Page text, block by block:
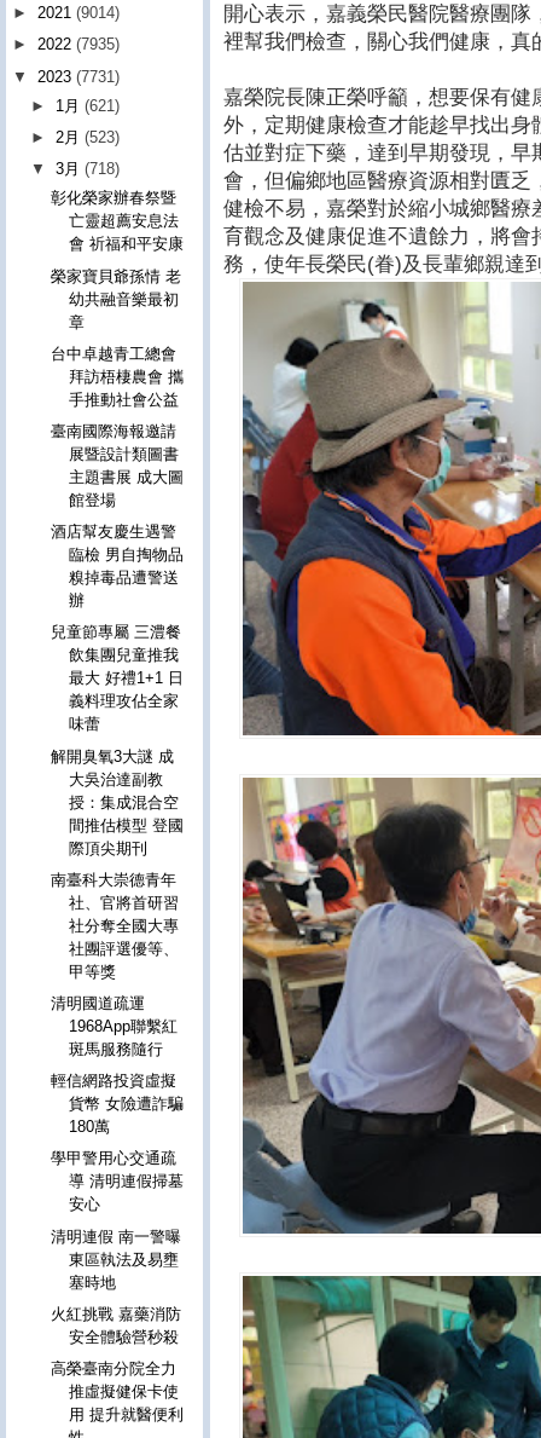
開心表示，嘉義榮民醫院醫療團
裡幫我們檢查，關心我們健康，真
嘉榮院長陳正榮呼籲，想要保有
外，定期健康檢查才能趁早找出
估並對症下藥，達到早期發現，
會，但偏鄉地區醫療資源相對匱
健檢不易，嘉榮對於縮小城鄉醫
育觀念及健康促進不遺餘力，將
務，使年長榮民(眷)及長輩鄉親達
► 2021 (9014)
► 2022 (7935)
▼ 2023 (7731)
► 1月(621)
► 2月(523)
▼3月(718)
彰化榮家辦春祭暨
亡靈超薦安息法
會 祈福和平安康
榮家寶貝爺孫情 老
幼共融音樂最初
章
台中卓越青工總會
拜訪梧棲農會 攜
手推動社會公益
臺南國際海報邀請
展暨設計類圖書
主題書展 成大圖
館登場
酒店幫友慶生遇警
臨檢 男自掏物品
糗掉毒品遭警送
辦
兒童節專屬 三澧餐
飲集團兒童推我
最大 好禮1+1 日
義料理攻佔全家
味蕾
解開臭氧3大謎 成
大吳治達副教
授：集成混合空
間推估模型 登國
際頂尖期刊
南臺科大崇德青年
社、官將首研習
社分奪全國大專
社團評選優等、
甲等獎
清明國道疏運
1968App聯繫紅
斑馬服務隨行
輕信網路投資虛擬
貨幣 女險遭詐騙
180萬
學甲警用心交通疏
導 清明連假掃墓
安心
清明連假 南一警曝
東區執法及易壅
塞時地
火紅挑戰 嘉藥消防
安全體驗營秒殺
高榮臺南分院全力
推虛擬健保卡使
用 提升就醫便利